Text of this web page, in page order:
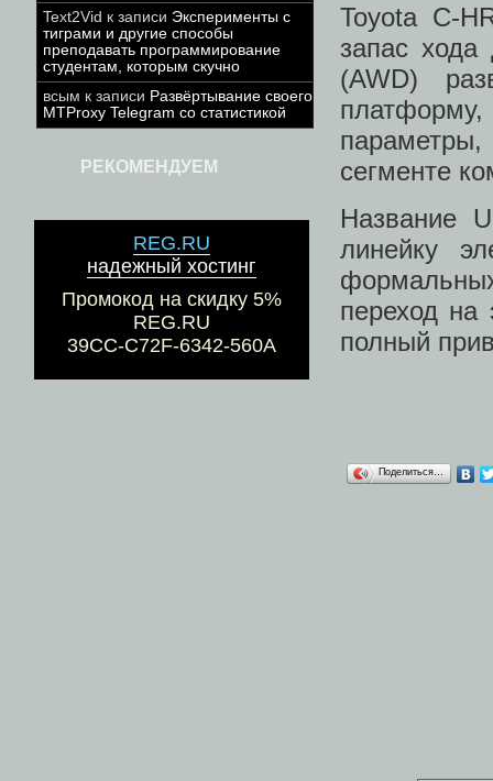
Text2Vid к записи Эксперименты с
тиграми и другие способы
преподавать программирование
студентам, которым скучно
всым к записи Развёртывание своего
MTProxy Telegram со статистикой
РЕКОМЕНДУЕМ
REG.RU
надежный хостинг
Промокод на скидку 5%
REG.RU
39CC-C72F-6342-560A
Toyota C-
запас хода
(AWD)
сегменте
Название
линейку
переход на
полный
Поделиться…